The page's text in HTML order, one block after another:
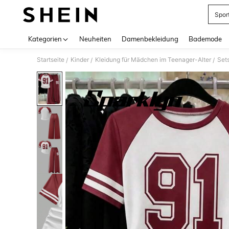
Kategorien Neuheiten Damenbekleidung Bademode
Startseite / Kinder / Kleidung für Mädchen im Teenager-Alter /